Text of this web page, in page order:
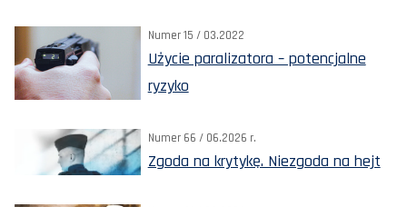
Numer 15 / 03.2022
Użycie paralizatora – potencjalne
ryzyko
Numer 66 / 06.2026 r.
Zgoda na krytykę. Niezgoda na hejt